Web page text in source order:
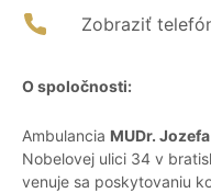
Zobraziť
O spoločnosti:
Ambulancia MUDr.
Nobelovej ulici 34 v
venuje sa poskytovaniu